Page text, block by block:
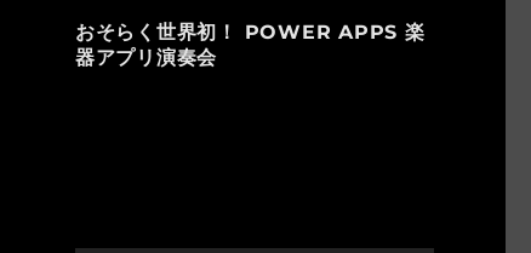
おそらく世界初！ POWER APPS 楽
器アプリ演奏会